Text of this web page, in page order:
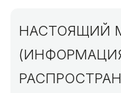
НАСТОЯЩИЙ